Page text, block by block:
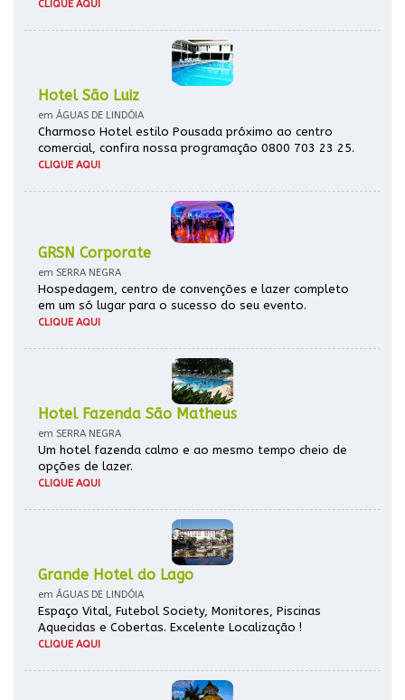
CLIQUE AQUI
Hotel São Luiz
em ÁGUAS DE LINDÓIA
Charmoso Hotel estilo Pousada próximo ao centro
comercial, confira nossa programação 0800 703 23 25.
CLIQUE AQUI
GRSN Corporate
em SERRA NEGRA
Hospedagem, centro de convenções e lazer completo
em um só lugar para o sucesso do seu evento.
CLIQUE AQUI
Hotel Fazenda São Matheus
em SERRA NEGRA
Um hotel fazenda calmo e ao mesmo tempo cheio de
opções de lazer.
CLIQUE AQUI
Grande Hotel do Lago
em ÁGUAS DE LINDÓIA
Espaço Vital, Futebol Society, Monitores, Piscinas
Aquecidas e Cobertas. Excelente Localização !
CLIQUE AQUI